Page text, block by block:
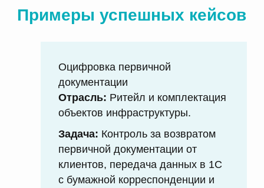
Примеры успешных кейсов
Оцифровка первичной
документации
Отрасль: Ритейл и комплектация
объектов инфраструктуры.
Задача: Контроль за возвратом
первичной документации от
клиентов, передача данных в 1С
с бумажной корреспонденции и